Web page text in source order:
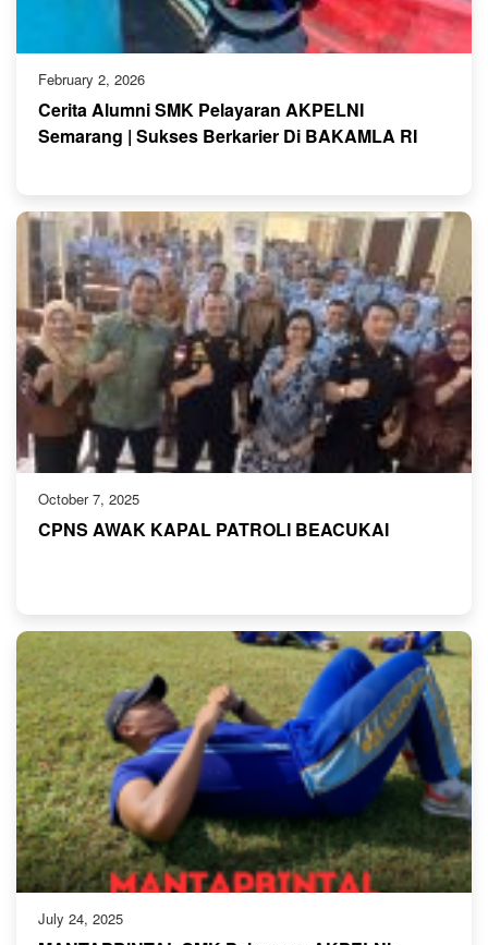
Cerita Alumni SMK Pelayaran AKPELNI
Semarang | Sukses Berkarier Di BAKAMLA RI
February 2, 2026
CPNS AWAK KAPAL PATROLI BEACUKAI
October 7, 2025
July 24, 2025